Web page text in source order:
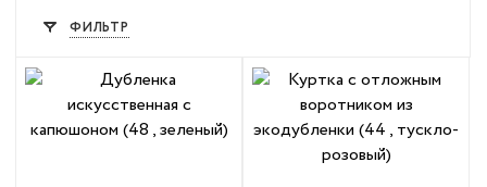
ФИЛЬТР